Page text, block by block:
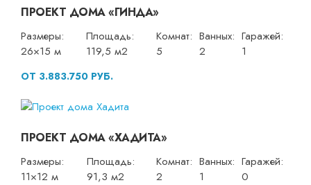
ПРОЕКТ ДОМА «ГИНДА»
Размеры:
26×15 м
Площадь:
119,5 м2
Комнат:
5
Ванных:
2
Гаражей:
1
ОТ 3.883.750 РУБ.
ПРОЕКТ ДОМА «ХАДИТА»
Размеры:
11×12 м
Площадь:
91,3 м2
Комнат:
2
Ванных:
1
Гаражей:
0